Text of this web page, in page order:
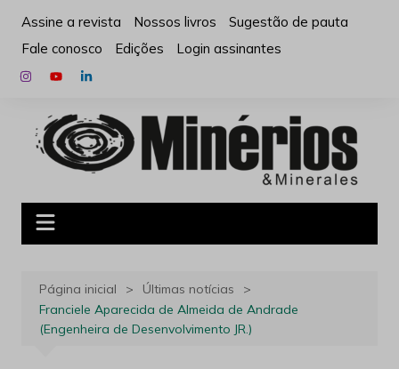
para
conteúdo
Assine a revista Nossos livros
Sugestão de pauta
Fale conosco
Edições Login assinantes
Página inicial
Últimas notícias
Franciele Aparecida de Almeida de Andrade
(Engenheira de Desenvolvimento JR.)